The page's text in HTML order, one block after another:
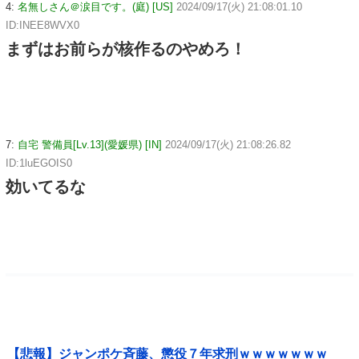
4: 名無しさん＠涙目です。(庭) [US] 2024/09/17(火) 21:08:01.10
ID:INEE8WVX0
まずはお前らが核作るのやめろ！
7: 自宅 警備員[Lv.13](愛媛県) [IN] 2024/09/17(火) 21:08:26.82
ID:1luEGOIS0
効いてるな
【悲報】ジャンポケ斉藤、懲役７年求刑ｗｗｗｗｗｗｗ